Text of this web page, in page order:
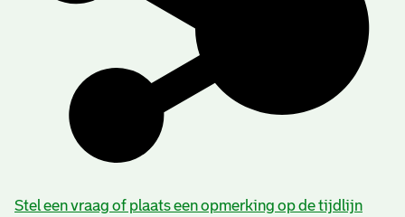
Stel een vraag of plaats een opmerking op de tijdlijn